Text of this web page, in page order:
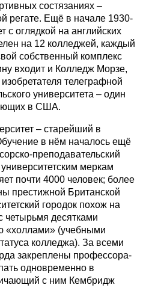
состязаниях –
регате. Ещё в начале 1930-
с оглядкой на английских
на 12 колледжей, каждый
собственный комплекс
входит и Колледж Морзе,
телеграфной
университета – один
в США.
– старейший в
в нём началось ещё
преподавательский
меркам
почти 4000 человек; более
престижной Британской
городок похож на
четырьмя десятками
«холлами» (учебными
колледжа). За всеми
закреплены профессора-
одновременно в
с ним Кембридж